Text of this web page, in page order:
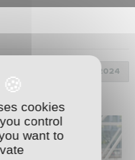
:
cookies
control
want to